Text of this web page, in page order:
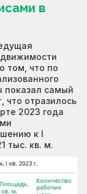
в
том, что по
показал самый
что отразилось
2023 года
к I
тыс. кв. м.